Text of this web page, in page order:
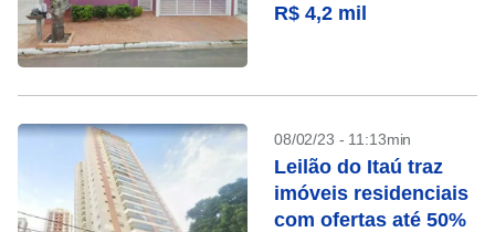
R$ 4,2 mil
08/02/23 - 11:13min
Leilão do Itaú traz
imóveis residenciais
com ofertas até 50%